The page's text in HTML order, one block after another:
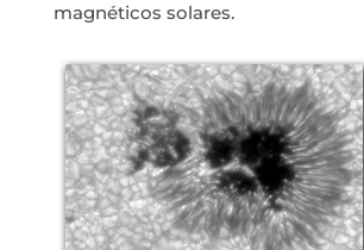
magnéticos solares.